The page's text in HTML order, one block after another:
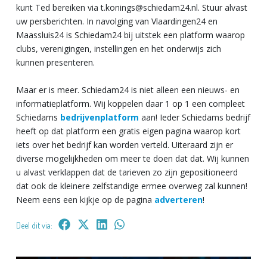
kunt Ted bereiken via t.konings@schiedam24.nl. Stuur alvast
uw persberichten. In navolging van Vlaardingen24 en
Maassluis24 is Schiedam24 bij uitstek een platform waarop
clubs, verenigingen, instellingen en het onderwijs zich
kunnen presenteren.
Maar er is meer. Schiedam24 is niet alleen een nieuws- en
informatieplatform. Wij koppelen daar 1 op 1 een compleet
Schiedams bedrijvenplatform aan! Ieder Schiedams bedrijf
heeft op dat platform een gratis eigen pagina waarop kort
iets over het bedrijf kan worden verteld. Uiteraard zijn er
diverse mogelijkheden om meer te doen dat dat. Wij kunnen
u alvast verklappen dat de tarieven zo zijn gepositioneerd
dat ook de kleinere zelfstandige ermee overweg zal kunnen!
Neem eens een kijkje op de pagina adverteren!
Deel dit via: